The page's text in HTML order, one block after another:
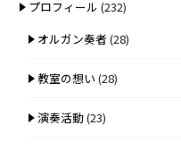
プロフィール (232)
オルガン奏者 (28)
教室の想い (28)
演奏活動(23)